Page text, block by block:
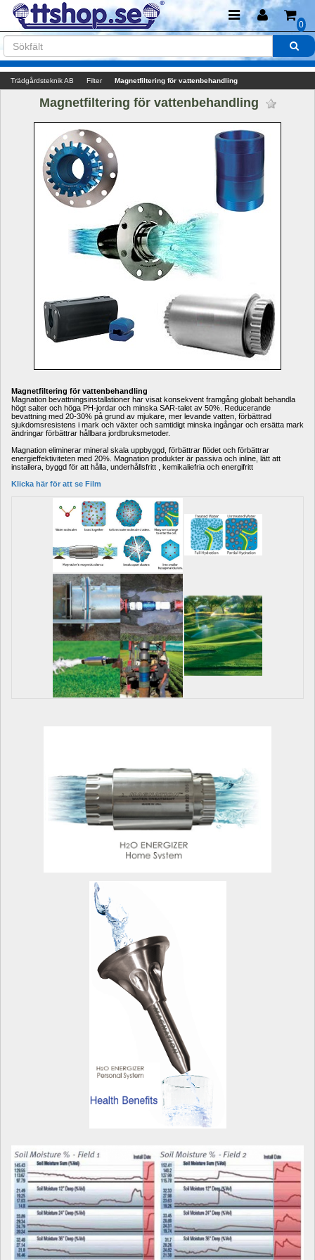
0
Trädgårdsteknik AB Filter Magnetfiltering för vattenbehandling
Magnetfiltering för vattenbehandling
Magnetfiltering för vattenbehandling
Magnation bevattningsinstallationer har visat konsekvent framgång globalt behandla
högt salter och höga PH-jordar och minska SAR-talet av 50%. Reducerande
bevattning med 20-30% på grund av mjukare, mer levande vatten, förbättrad
sjukdomsresistens i mark och växter och samtidigt minska ingångar och ersätta mark
ändringar förbättrar hållbara jordbruksmetoder.
Magnation eliminerar mineral skala uppbyggd, förbättrar flödet och förbättrar
energieffektiviteten med 20%. Magnation produkter är passiva och inline, lätt att
installera, byggd för att hålla, underhållsfritt , kemikaliefria och energifritt
Klicka här för att se Film